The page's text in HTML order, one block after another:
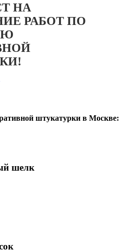
НА
РАБОТ ПО
штукатурки в Москве:
шелк